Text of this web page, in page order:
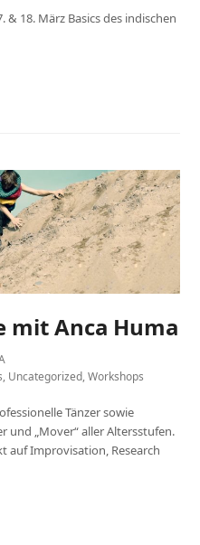
18. März Basics des indischen
mit Anca Huma
, Uncategorized,Workshops
Tänzer sowie
und „Mover“ aller Altersstufen.
auf Improvisation, Research